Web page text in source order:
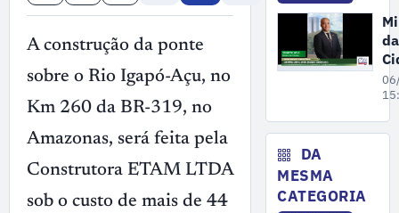
A construção da ponte
sobre o Rio Igapó-Açu, no
Km 260 da BR-319, no
Amazonas, será feita pela
Construtora ETAM LTDA
sob o custo de mais de 44
DA
MESMA
CATEGORIA